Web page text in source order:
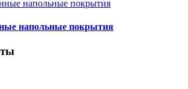
напольные покрытия